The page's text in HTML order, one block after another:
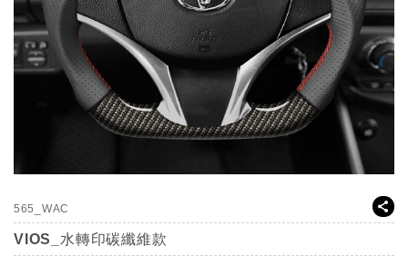
565_WAC
VIOS_水轉印碳纖維款